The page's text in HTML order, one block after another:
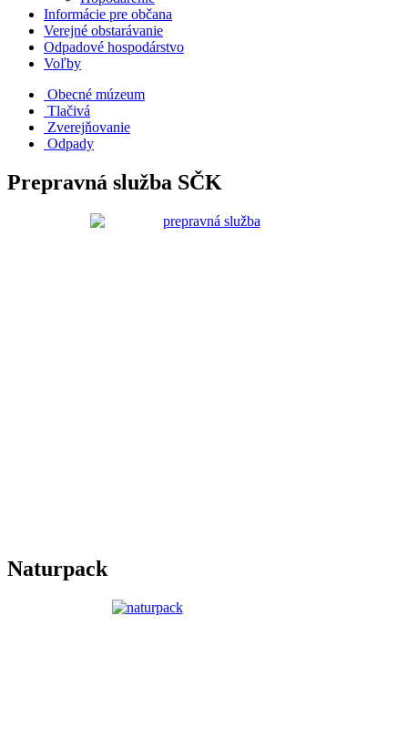
Informácie pre občana
Verejné obstarávanie
Odpadové hospodárstvo
Voľby
Obecné múzeum
Tlačivá
Zverejňovanie
Odpady
Prepravná služba SČK
Naturpack